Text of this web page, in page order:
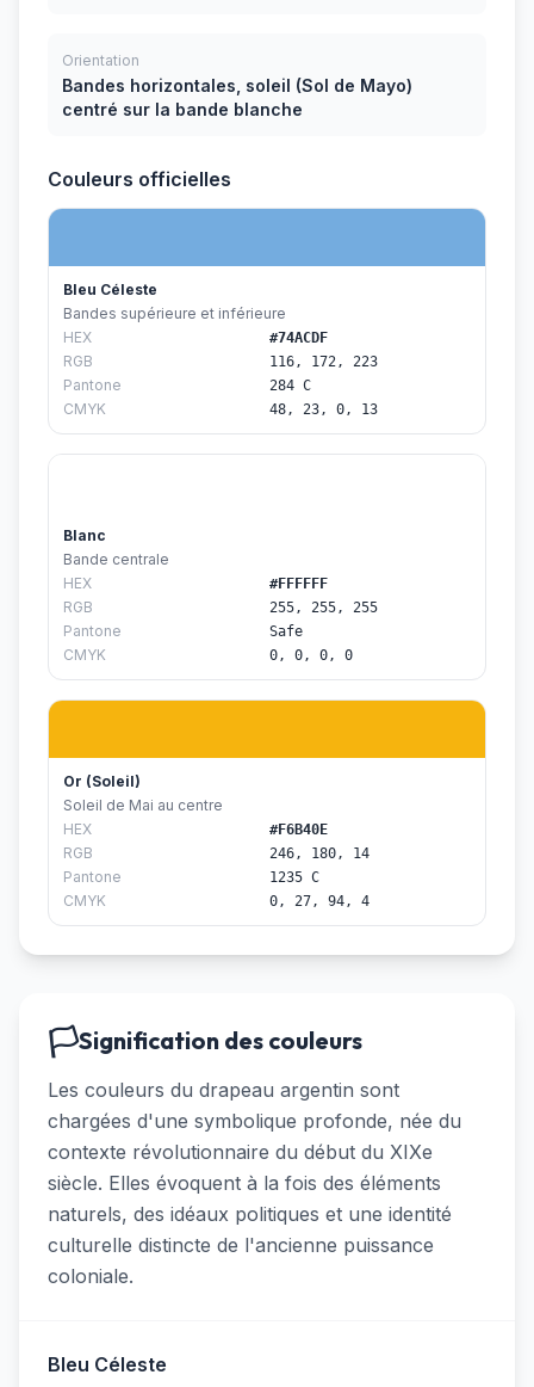
Orientation
Bandes horizontales, soleil (Sol de Mayo)
centré sur la bande blanche
Couleurs officielles
Bleu Céleste
Bandes supérieure et inférieure
HEX
#74ACDF
RGB 116, 172, 223
Pantone 284 C
CMYK 48, 23, 0, 13
Blanc
Bande centrale
HEX
#FFFFFF
RGB 255, 255, 255
Pantone Safe
CMYK 0, 0, 0, 0
Or (Soleil)
Soleil de Mai au centre
HEX
#F6B40E
RGB 246, 180, 14
Pantone 1235 C
CMYK 0, 27, 94, 4
🏳️Signification des couleurs
Les couleurs du drapeau argentin sont
chargées d'une symbolique profonde, née du
contexte révolutionnaire du début du XIXe
siècle. Elles évoquent à la fois des éléments
naturels, des idéaux politiques et une identité
culturelle distincte de l'ancienne puissance
coloniale.
Bleu Céleste